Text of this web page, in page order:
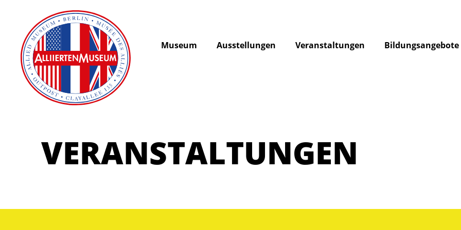
Museum Ausstellungen Veranstaltungen Bildungsangebote
VERANSTALTUNGEN